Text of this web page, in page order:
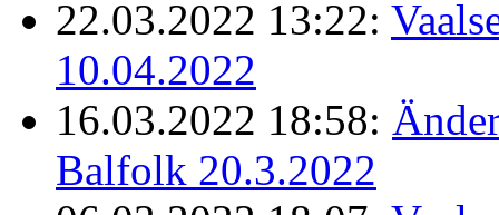
22.03.2022 13:22:
10.04.2022
16.03.2022 18:58:
Balfolk 20.3.2022